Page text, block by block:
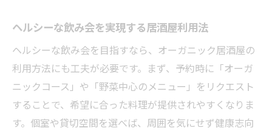
ヘルシーな飲み会を実現する居酒屋利用法
ヘルシーな飲み会を目指すなら、オーガニック居酒屋の
利用方法にも工夫が必要です。まず、予約時に「オーガ
ニックコース」や「野菜中心のメニュー」をリクエスト
することで、希望に合った料理が提供されやすくなりま
す。個室や貸切空間を選べば、周囲を気にせず健康志向